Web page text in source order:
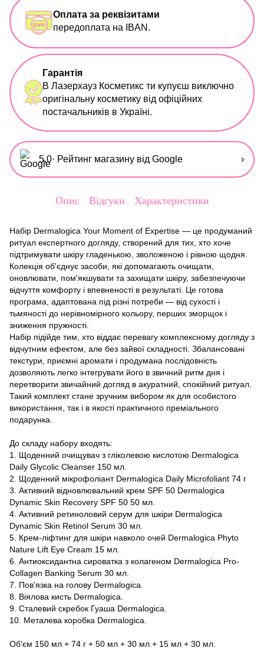
Оплата за реквізитами
передоплата на IBAN.
Гарантія
В Лазерхауз Косметикс ти купуєш виключно
оригінальну косметику від офіційних
постачальників в Україні.
5,0· Рейтинг магазину від Google ›
Опис Відгуки Характеристики
Набір Dermalogica Your Moment of Expertise — це продуманий
ритуал експертного догляду, створений для тих, хто хоче
підтримувати шкіру гладенькою, зволоженою і рівною щодня.
Колекція об'єднує засоби, які допомагають очищати,
оновлювати, пом'якшувати та захищати шкіру, забезпечуючи
відчуття комфорту і впевненості в результаті. Це готова
програма, адаптована під різні потреби — від сухості і
тьмяності до нерівномірного кольору, перших зморщок і
зниження пружності.
Набір підійде тим, хто віддає перевагу комплексному догляду з
відчутним ефектом, але без зайвої складності. Збалансовані
текстури, приємні аромати і продумана послідовність
дозволяють легко інтегрувати його в звичний ритм дня і
перетворити звичайний догляд в акуратний, спокійний ритуал.
Такий комплект стане зручним вибором як для особистого
використання, так і в якості практичного преміального
подарунка.
До складу набору входять:
1. Щоденний очищувач з гліколевою кислотою Dermalogica
Daily Glycolic Cleanser 150 мл.
2. Щоденний мікрофоліант Dermalogica Daily Microfoliant 74 г
3. Активний відновлювальний крем SPF 50 Dermalogica
Dynamic Skin Recovery SPF 50 50 мл.
4. Активний ретиноловий серум для шкіри Dermalogica
Dynamic Skin Retinol Serum 30 мл.
5. Крем-ліфтинг для шкіри навколо очей Dermalogica Phyto
Nature Lift Eye Cream 15 мл.
6. Антиоксидантна сироватка з колагеном Dermalogica Pro-
Collagen Banking Serum 30 мл.
7. Пов'язка на голову Dermalogica.
8. Віялова кисть Dermalogica.
9. Сталевий скребок Гуаша Dermalogica.
10. Металева коробка Dermalogica.
Об'єм 150 мл + 74 г + 50 мл + 30 мл + 15 мл + 30 мл.